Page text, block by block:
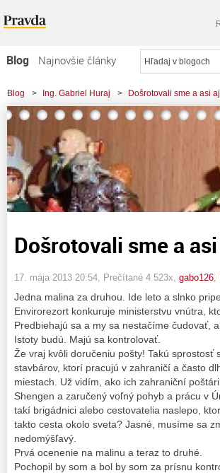
Blog
Najnovšie články
Najčítanejšie články
Najkomentovanejšie články
Zoznam blogov
Komerčné blogy
Blog > Ing. Gabriel Huraj > Došrotovali sme a asi
Došrotovali sme a
17. mája 2013 20:54 , Prečítané 4 523x, gabo126
Jedna malina za druhou. Ide leto a slnko
Envirorezort konkuruje ministerstvu vnútra,
Predbiehajú sa a my sa nestačíme čudovať,
Istoty budú. Majú sa kontrolovať.
Že vraj kvôli doručeniu pošty! Takú
stavbárov, ktorí pracujú v zahraničí a často
miestach. Už vidím, ako ich zahraniční
Shengen a zaručený voľný pohyb a prácu v
takí brigádnici alebo cestovatelia naslepo,
takto cesta okolo sveta? Jasné, musíme sa
nedomýšľavý.
Prvá ocenenie na malinu a teraz to druhé.
Pochopil by som a bol by som za prísnu